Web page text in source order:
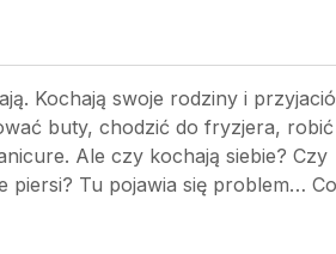
Kochają swoje rodziny i
buty, chodzić do fryzjera, robić
Ale czy kochają siebie? Czy
piersi? Tu pojawia się problem… Co